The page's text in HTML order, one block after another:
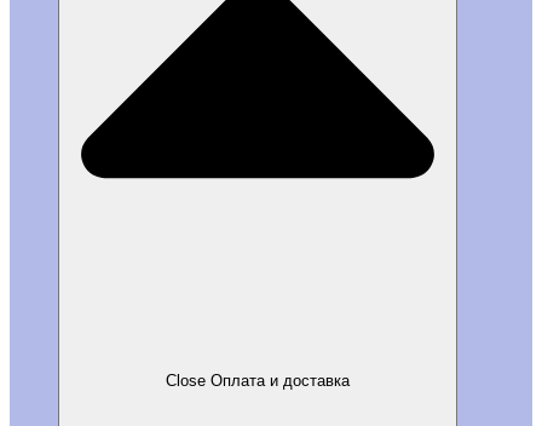
Close Оплата и доставка